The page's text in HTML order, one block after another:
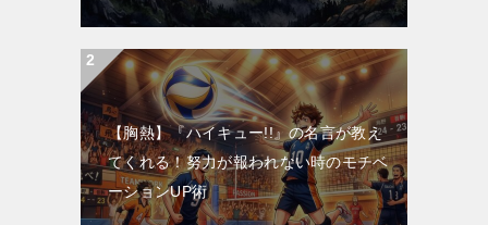
【胸熱】『ハイキュー!!』の名言が教え
てくれる！努力が報われない時のモチベ
ーションUP術